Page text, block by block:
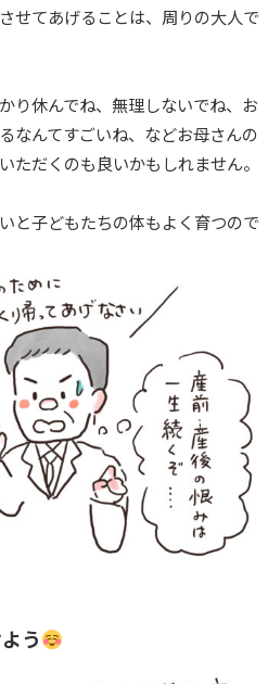
せてあげることは、周りの大人で
り休んでね、無理しないでね、お
なんてすごいね、などお母さんの
ただくのも良いかもしれません。
と子どもたちの体もよく育つので
う